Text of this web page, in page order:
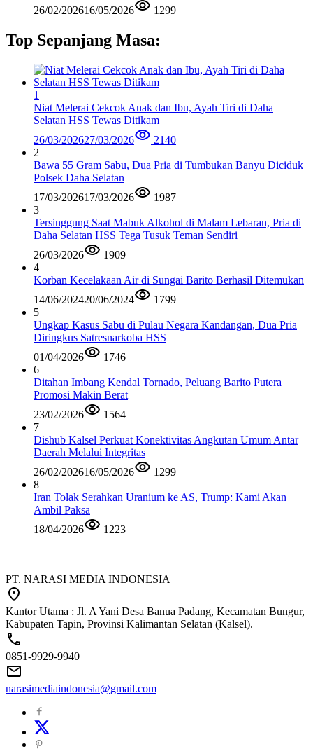
26/02/202616/05/2026 1299
Top Sepanjang Masa:
1
Niat Melerai Cekcok Anak dan Ibu, Ayah Tiri di Daha
Selatan HSS Tewas Ditikam
26/03/202627/03/2026
2140
2
Bawa 55 Gram Sabu, Dua Pria di Tumbukan Banyu Diciduk
Polsek Daha Selatan
17/03/202617/03/2026
1987
3
Tersinggung Saat Mabuk Alkohol di Malam Lebaran, Pria di
Daha Selatan HSS Tega Tusuk Teman Sendiri
26/03/2026
1909
4
Korban Kecelakaan Air di Sungai Barito Berhasil Ditemukan
14/06/202420/06/2024
1799
5
Ungkap Kasus Sabu di Pulau Negara Kandangan, Dua Pria
Diringkus Satresnarkoba HSS
01/04/2026
1746
6
Ditahan Imbang Kendal Tornado, Peluang Barito Putera
Promosi Makin Berat
23/02/2026
1564
7
Dishub Kalsel Perkuat Konektivitas Angkutan Umum Antar
Daerah Melalui Integritas
26/02/202616/05/2026
1299
8
Iran Tolak Serahkan Uranium ke AS, Trump: Kami Akan
Ambil Paksa
18/04/2026
1223
PT. NARASI MEDIA INDONESIA
Kantor Utama : Jl. A Yani Desa Banua Padang, Kecamatan Bungur,
Kabupaten Tapin, Provinsi Kalimantan Selatan (Kalsel).
0851-9929-9940
narasimediaindonesia@gmail.com